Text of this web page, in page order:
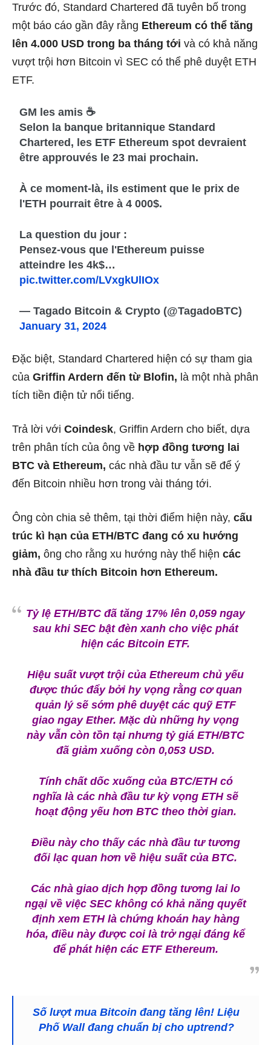
Trước đó, Standard Chartered đã tuyên bố trong
một báo cáo gần đây rằng Ethereum có thể tăng
lên 4.000 USD trong ba tháng tới và có khả năng
vượt trội hơn Bitcoin vì SEC có thể phê duyệt ETH
ETF.
GM les amis ☕️
Selon la banque britannique Standard
Chartered, les ETF Ethereum spot devraient
être approuvés le 23 mai prochain.
À ce moment-là, ils estiment que le prix de
l'ETH pourrait être à 4 000$.
La question du jour :
Pensez-vous que l'Ethereum puisse
atteindre les 4k$…
pic.twitter.com/LVxgkUlIOx
— Tagado Bitcoin & Crypto (@TagadoBTC)
January 31, 2024
Đặc biệt, Standard Chartered hiện có sự tham gia
của Griffin Ardern đến từ Blofin, là một nhà phân
tích tiền điện tử nổi tiếng.
Trả lời với Coindesk, Griffin Ardern cho biết, dựa
trên phân tích của ông về hợp đồng tương lai
BTC và Ethereum, các nhà đầu tư vẫn sẽ để ý
đến Bitcoin nhiều hơn trong vài tháng tới.
Ông còn chia sẻ thêm, tại thời điểm hiện này, cấu
trúc kì hạn của ETH/BTC đang có xu hướng
giảm, ông cho rằng xu hướng này thể hiện các
nhà đầu tư thích Bitcoin hơn Ethereum.
Tỷ lệ ETH/BTC đã tăng 17% lên 0,059 ngay
sau khi SEC bật đèn xanh cho việc phát
hiện các Bitcoin ETF.
Hiệu suất vượt trội của Ethereum chủ yếu
được thúc đẩy bởi hy vọng rằng cơ quan
quản lý sẽ sớm phê duyệt các quỹ ETF
giao ngay Ether. Mặc dù những hy vọng
này vẫn còn tồn tại nhưng tỷ giá ETH/BTC
đã giảm xuống còn 0,053 USD.
Tính chất dốc xuống của BTC/ETH có
nghĩa là các nhà đầu tư kỳ vọng ETH sẽ
hoạt động yếu hơn BTC theo thời gian.
Điều này cho thấy các nhà đầu tư tương
đối lạc quan hơn về hiệu suất của BTC.
Các nhà giao dịch hợp đồng tương lai lo
ngại về việc SEC không có khả năng quyết
định xem ETH là chứng khoán hay hàng
hóa, điều này được coi là trở ngại đáng kể
để phát hiện các ETF Ethereum.
Số lượt mua Bitcoin đang tăng lên! Liệu
Phố Wall đang chuẩn bị cho uptrend?